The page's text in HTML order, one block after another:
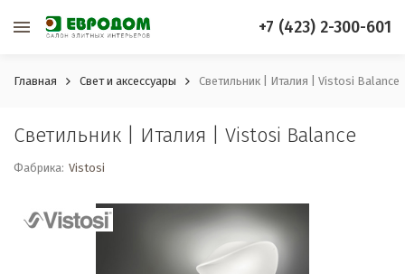
+7 (423) 2-300-601
Главная Свет и аксессуары Светильник | Италия | Vistosi Balance
Светильник | Италия | Vistosi Balance
Фабрика: Vistosi